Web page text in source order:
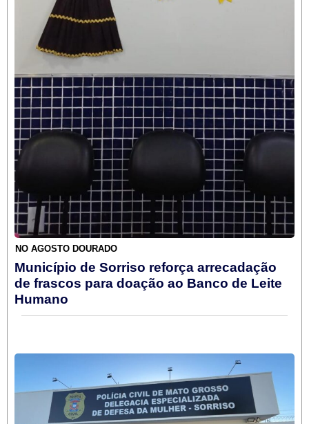
NO AGOSTO DOURADO
Município de Sorriso reforça arrecadação
de frascos para doação ao Banco de Leite
Humano